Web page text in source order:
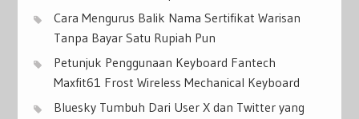
Cara Mengurus Balik Nama Sertifikat Warisan
Tanpa Bayar Satu Rupiah Pun
Petunjuk Penggunaan Keyboard Fantech
Maxfit61 Frost Wireless Mechanical Keyboard
Bluesky Tumbuh Dari User X dan Twitter yang